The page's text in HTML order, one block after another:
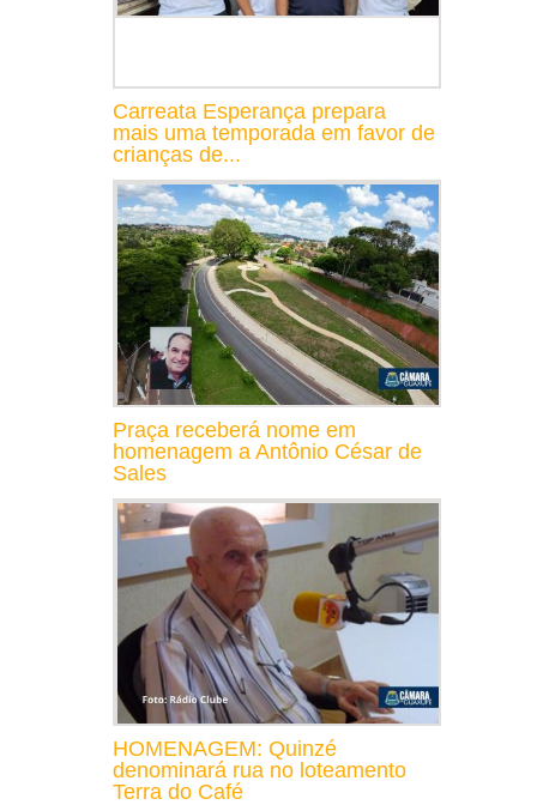
Carreata Esperança prepara
mais uma temporada em favor de
crianças de...
Praça receberá nome em
homenagem a Antônio César de
Sales
HOMENAGEM: Quinzé
denominará rua no loteamento
Terra do Café